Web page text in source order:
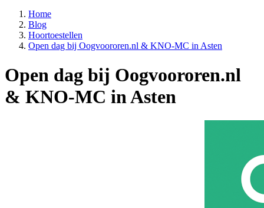
Home
Blog
Hoortoestellen
Open dag bij Oogvoororen.nl & KNO-MC in Asten
Open dag bij Oogvoororen.nl
& KNO-MC in Asten